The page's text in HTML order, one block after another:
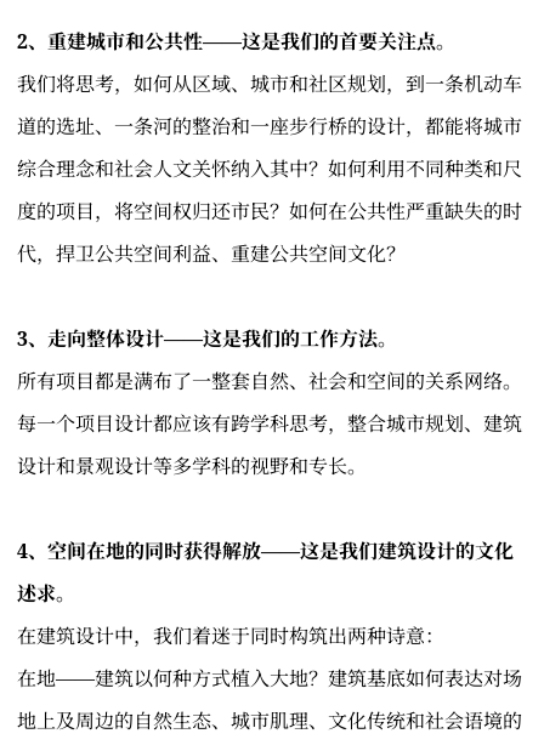
2、重建城市和公共性——这是我们的首要关注点。
我们将思考，如何从区域、城市和社区规划，到一条机动车
道的选址、一条河的整治和一座步行桥的设计，都能将城市
综合理念和社会人文关怀纳入其中？如何利用不同种类和尺
度的项目，将空间权归还市民？如何在公共性严重缺失的时
代，捍卫公共空间利益、重建公共空间文化？
3、走向整体设计——这是我们的工作方法。
所有项目都是满布了一整套自然、社会和空间的关系网络。
每一个项目设计都应该有跨学科思考，整合城市规划、建筑
设计和景观设计等多学科的视野和专长。
4、空间在地的同时获得解放——这是我们建筑设计的文化
述求。
在建筑设计中，我们着迷于同时构筑出两种诗意：
在地——建筑以何种方式植入大地？建筑基底如何表达对场
地上及周边的自然生态、城市肌理、文化传统和社会语境的